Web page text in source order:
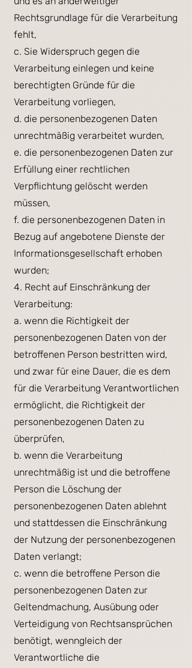
Rechtsgrundlage für die Verarbeitung
fehlt,
c. Sie Widerspruch gegen die
Verarbeitung einlegen und keine
berechtigten Gründe für die
Verarbeitung vorliegen,
d. die personenbezogenen Daten
unrechtmäßig verarbeitet wurden,
e. die personenbezogenen Daten zur
Erfüllung einer rechtlichen
Verpflichtung gelöscht werden
müssen,
f. die personenbezogenen Daten in
Bezug auf angebotene Dienste der
Informationsgesellschaft erhoben
wurden;
4. Recht auf Einschränkung der
Verarbeitung:
a. wenn die Richtigkeit der
personenbezogenen Daten von der
betroffenen Person bestritten wird,
und zwar für eine Dauer, die es dem
für die Verarbeitung Verantwortlichen
ermöglicht, die Richtigkeit der
personenbezogenen Daten zu
überprüfen,
b. wenn die Verarbeitung
unrechtmäßig ist und die betroffene
Person die Löschung der
personenbezogenen Daten ablehnt
und stattdessen die Einschränkung
der Nutzung der personenbezogenen
Daten verlangt;
c. wenn die betroffene Person die
personenbezogenen Daten zur
Geltendmachung, Ausübung oder
Verteidigung von Rechtsansprüchen
benötigt, wenngleich der
Verantwortliche die